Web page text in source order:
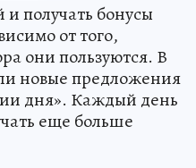
и получать бонусы
от того,
они пользуются. В
новые предложения
дня». Каждый день
еще больше